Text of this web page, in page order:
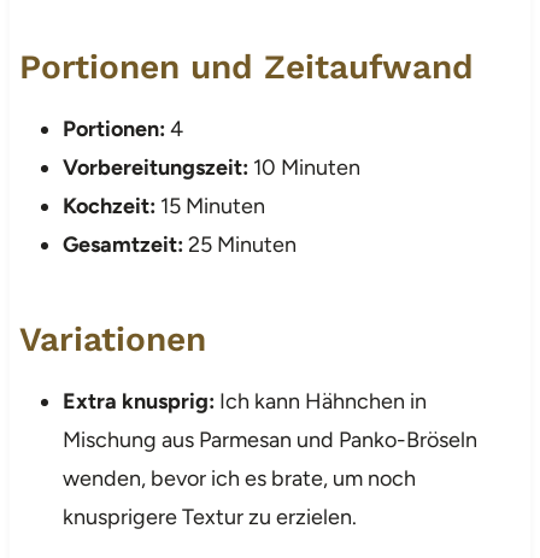
Portionen und Zeitaufwand
Portionen:4
Vorbereitungszeit:10 Minuten
Kochzeit:15 Minuten
Gesamtzeit:25 Minuten
Variationen
Extra knusprig:Ich kann Hähnchen in
Mischung aus Parmesan und Panko-Bröseln
wenden, bevor ich es brate, um noch
knusprigere Textur zu erzielen.